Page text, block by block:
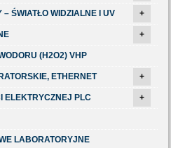
– ŚWIATŁO WIDZIALNE I UV +
+
(H2O2) VHP
ETHERNET +
ELEKTRYCZNEJ PLC +
LABORATORYJNE